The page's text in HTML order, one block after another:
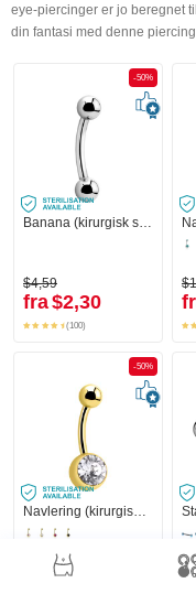
eye-piercinger er jo beregnet
din fantasi med denne
-50%
Banana (kirurgisk stål, sølv, blank finish) med Kugler
$4,59
fra$2,30
(100)
-50%
$13,90